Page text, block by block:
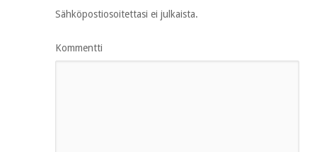
Sähköpostiosoitettasi ei julkaista.
Kommentti